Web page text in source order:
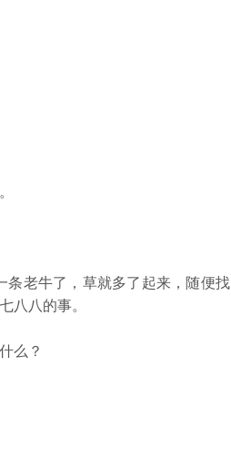
老牛了，草就多了起来，随便找
八八的事。
么？